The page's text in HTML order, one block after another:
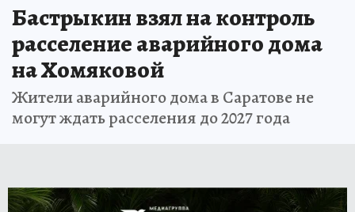
Бастрыкин взял на контроль
расселение аварийного дома
на Хомяковой
Жители аварийного дома в Саратове не
могут ждать расселения до 2027 года